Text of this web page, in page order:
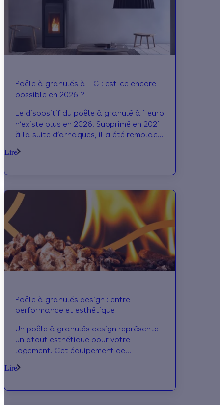
Poêle à granulés à 1 € : est-ce encore
possible en 2026 ?
Le dispositif du poêle à granulé à 1 euro
n’existe plus en 2026. Supprimé en 2021
à la suite d’arnaques, il a été remplacé
MaPrimeRénov', la prime énergie, la TVA
Lire
Poêle à granulés design : entre
performance et esthétique
Un poêle à granulés design représente
un atout esthétique pour votre
logement. Cet équipement de
combustible, le bois.
Lire